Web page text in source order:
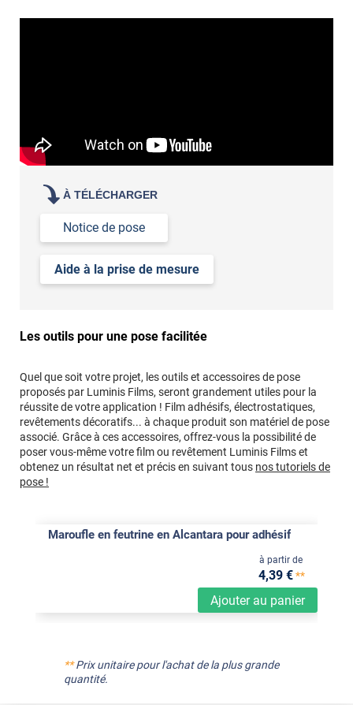
À TÉLÉCHARGER
Notice de pose
Aide à la prise de mesure
Les outils pour une pose facilitée
Quel que soit votre projet, les outils et accessoires de pose
proposés par Luminis Films, seront grandement utiles pour la
réussite de votre application ! Film adhésifs, électrostatiques,
revêtements décoratifs... à chaque produit son matériel de pose
associé. Grâce à ces accessoires, offrez-vous la possibilité de
poser vous-même votre film ou revêtement Luminis Films et
obtenez un résultat net et précis en suivant tous nos tutoriels de
pose !
Maroufle en feutrine en Alcantara pour adhésif
Ajouter au panier
à partir de
4,39 €**
**Prix unitaire pour l'achat de la plus grande
quantité.